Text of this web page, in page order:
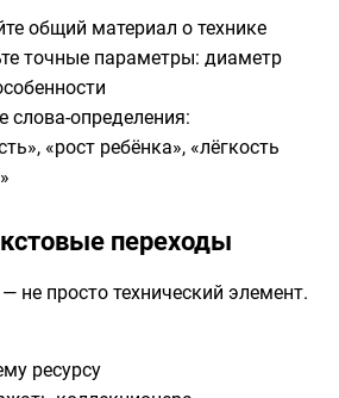
общий материал о технике
точные параметры: диаметр
слова-определения:
«рост ребёнка», «лёгкость
переходы
не просто технический элемент.
ресурсу